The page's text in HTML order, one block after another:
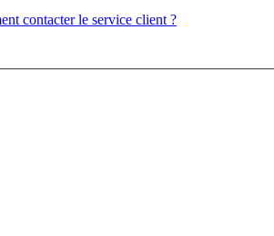
contacter le service client ?